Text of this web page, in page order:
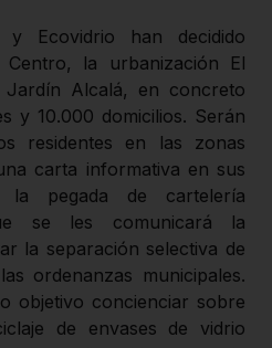
y Ecovidrio han decidido
la urbanización El
Alcalá, en concreto
y 10.000 domicilios. Serán
residentes en las zonas
carta informativa en sus
la pegada de cartelería
se les comunicará la
la separación selectiva de
ordenanzas municipales.
objetivo concienciar sobre
de envases de vidrio